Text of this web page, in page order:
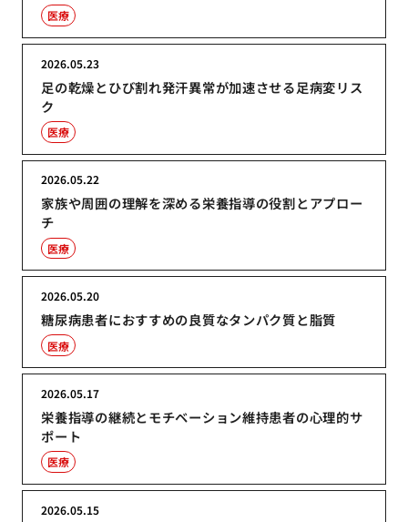
医療
足の乾燥とひび割れ発汗異常が加速させる足病変リス
ク
2026.05.23
医療
家族や周囲の理解を深める栄養指導の役割とアプロー
チ
2026.05.22
医療
糖尿病患者におすすめの良質なタンパク質と脂質
2026.05.20
医療
栄養指導の継続とモチベーション維持患者の心理的サ
ポート
2026.05.17
医療
2026.05.15